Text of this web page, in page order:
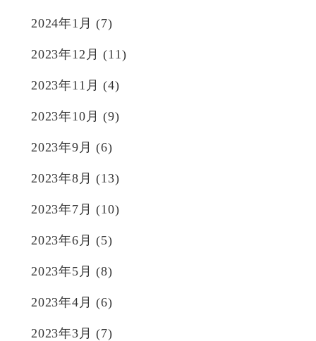
2024年1月 (7)
2023年12月 (11)
2023年11月 (4)
2023年10月 (9)
2023年9月 (6)
2023年8月 (13)
2023年7月 (10)
2023年6月 (5)
2023年5月 (8)
2023年4月 (6)
2023年3月 (7)